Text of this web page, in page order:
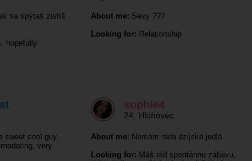
sa spýtaš zistíš
hopefully
sweet cool guy,
very
About me: Sexy ???
Looking for: Relationship
sophie4
24 Hlohovec
About me: Nemám rada ázijské jedlá
Looking for: Máš rád spontánnu zábavu,